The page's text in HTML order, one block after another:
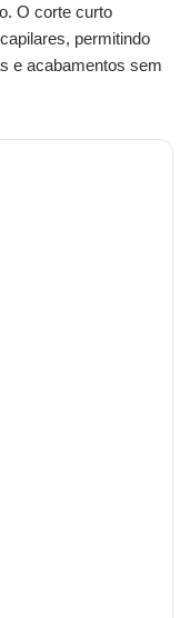
O corte curto
permitindo
e acabamentos sem